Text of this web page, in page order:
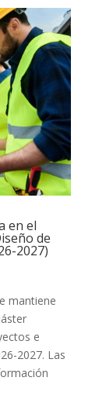
en el
de
2027)
mantiene
e
2027. Las